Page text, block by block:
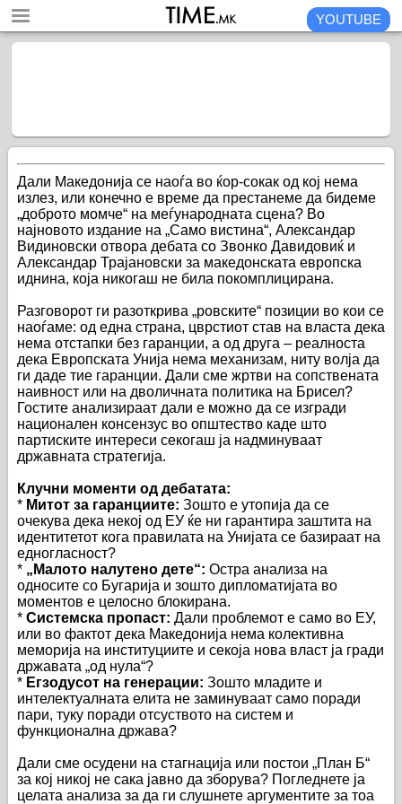
YOUTUBE
Дали Македонија се наоѓа во ќор-сокак од кој нема
излез, или конечно е време да престанеме да бидеме
„доброто момче“ на меѓународната сцена? Во
најновото издание на „Само вистина“, Александар
Видиновски отвора дебата со Звонко Давидовиќ и
Александар Трајановски за македонската европска
иднина, која никогаш не била покомплицирана.
Разговорот ги разоткрива „ровските“ позиции во кои се
наоѓаме: од една страна, цврстиот став на власта дека
нема отстапки без гаранции, а од друга – реалноста
дека Европската Унија нема механизам, ниту волја да
ги даде тие гаранции. Дали сме жртви на сопствената
наивност или на дволичната политика на Брисел?
Гостите анализираат дали е можно да се изгради
национален консензус во општество каде што
партиските интереси секогаш ја надминуваат
државната стратегија.
Клучни моменти од дебатата:
* Митот за гаранциите: Зошто е утопија да се
очекува дека некој од ЕУ ќе ни гарантира заштита на
идентитетот кога правилата на Унијата се базираат на
едногласност?
* „Малото налутено дете“: Остра анализа на
односите со Бугарија и зошто дипломатијата во
моментов е целосно блокирана.
* Системска пропаст: Дали проблемот е само во ЕУ,
или во фактот дека Македонија нема колективна
меморија на институциите и секоја нова власт ја гради
државата „од нула“?
* Егзодусот на генерации: Зошто младите и
интелектуалната елита не заминуваат само поради
пари, туку поради отсуството на систем и
функционална држава?
Дали сме осудени на стагнација или постои „План Б“
за кој никој не сака јавно да зборува? Погледнете ја
целата анализа за да ги слушнете аргументите за тоа